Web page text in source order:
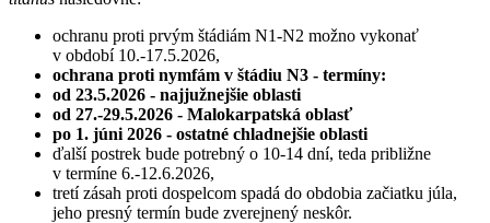
ochranu proti prvým štádiám N1-N2 možno vykonať
v období 10.-17.5.2026,
ochrana proti nymfám v štádiu N3 - termíny:
od 23.5.2026 - najjužnejšie oblasti
od 27.-29.5.2026 - Malokarpatská oblasť
po 1. júni 2026 - ostatné chladnejšie oblasti
ďalší postrek bude potrebný o 10-14 dní, teda približne
v termíne 6.-12.6.2026,
tretí zásah proti dospelcom spadá do obdobia začiatku júla,
jeho presný termín bude zverejnený neskôr.